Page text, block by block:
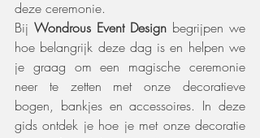
deze ceremonie.
Bij Wondrous Event Design begrijpen we
hoe belangrijk deze dag is en helpen we
je graag om een magische ceremonie
neer te zetten met onze decoratieve
bogen, bankjes en accessoires. In deze
gids ontdek je hoe je met onze decoratie